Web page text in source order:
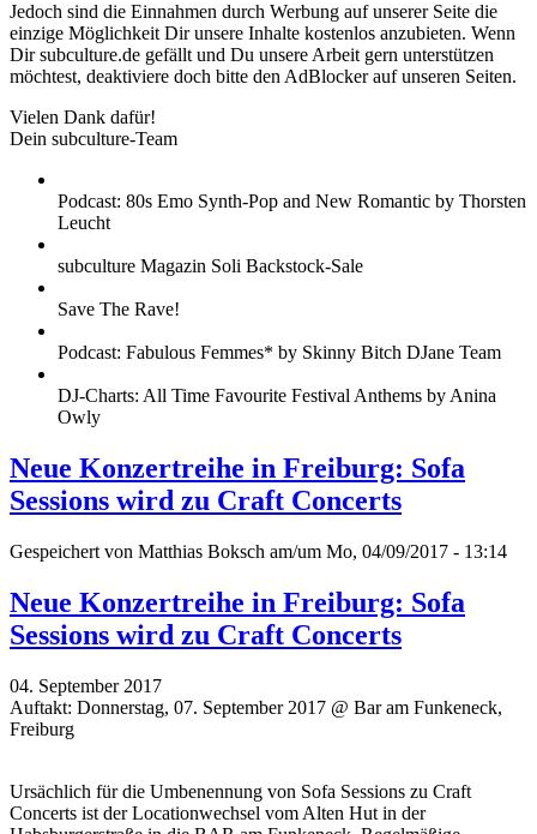
Jedoch sind die Einnahmen durch Werbung auf unserer Seite die
einzige Möglichkeit Dir unsere Inhalte kostenlos anzubieten. Wenn
Dir subculture.de gefällt und Du unsere Arbeit gern unterstützen
möchtest, deaktiviere doch bitte den AdBlocker auf unseren Seiten.
Vielen Dank dafür!
Dein subculture-Team
Podcast: 80s Emo Synth-Pop and New Romantic by Thorsten
Leucht
subculture Magazin Soli Backstock-Sale
Save The Rave!
Podcast: Fabulous Femmes* by Skinny Bitch DJane Team
DJ-Charts: All Time Favourite Festival Anthems by Anina
Owly
Neue Konzertreihe in Freiburg: Sofa
Sessions wird zu Craft Concerts
Gespeichert von Matthias Boksch am/um Mo, 04/09/2017 - 13:14
Neue Konzertreihe in Freiburg: Sofa
Sessions wird zu Craft Concerts
04. September 2017
Auftakt: Donnerstag, 07. September 2017 @ Bar am Funkeneck,
Freiburg
Ursächlich für die Umbenennung von Sofa Sessions zu Craft
Concerts ist der Locationwechsel vom Alten Hut in der